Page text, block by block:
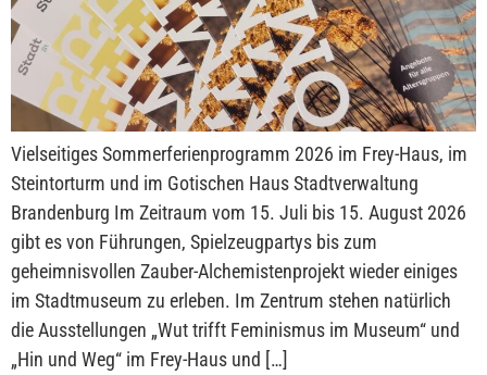
Vielseitiges Sommerferienprogramm 2026 im Frey-Haus, im
Steintorturm und im Gotischen Haus Stadtverwaltung
Brandenburg Im Zeitraum vom 15. Juli bis 15. August 2026
gibt es von Führungen, Spielzeugpartys bis zum
geheimnisvollen Zauber-Alchemistenprojekt wieder einiges
im Stadtmuseum zu erleben. Im Zentrum stehen natürlich
die Ausstellungen „Wut trifft Feminismus im Museum“ und
„Hin und Weg“ im Frey-Haus und […]